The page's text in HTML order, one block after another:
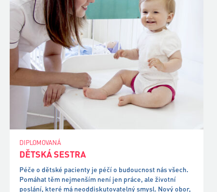
DIPLOMOVANÁ
DĚTSKÁ SESTRA
Péče o dětské pacienty je péčí o budoucnost nás všech.
Pomáhat těm nejmenším není jen práce, ale životní
poslání, které má neoddiskutovatelný smysl. Nový obor,
který budeme otevírat každoročně!
+ chci vědět víc